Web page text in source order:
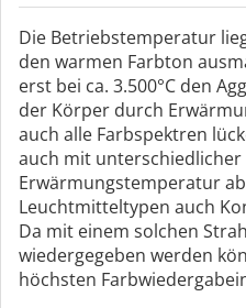
Die Betriebstemperatur
den warmen Farbton
erst bei ca. 3.500°C den
der Körper durch
auch alle Farbspektren
auch mit
Erwärmungstemperatur
Leuchtmitteltypen auch
Da mit einem solchen
wiedergegeben werden
höchsten